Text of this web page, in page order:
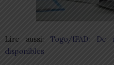
Lire aussi: Togo/IFAD: De
disponibles